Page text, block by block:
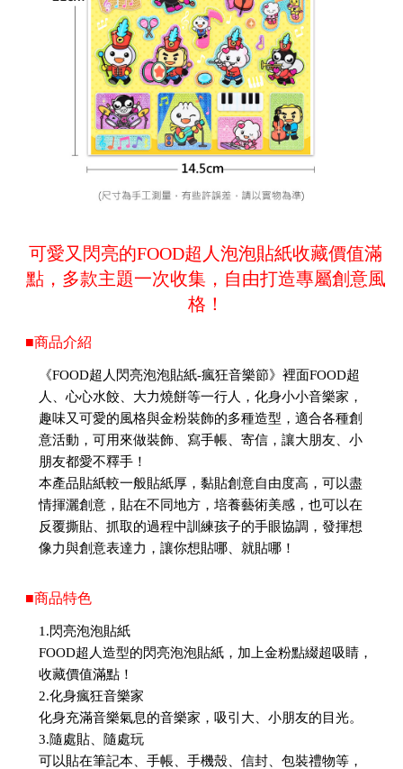
可愛又閃亮的FOOD超人泡泡貼紙收藏價值滿
點，多款主題一次收集，自由打造專屬創意風
格！
■商品介紹
《FOOD超人閃亮泡泡貼紙-瘋狂音樂節》裡面FOOD超
人、心心水餃、大力燒餅等一行人，化身小小音樂家，
趣味又可愛的風格與金粉裝飾的多種造型，適合各種創
意活動，可用來做裝飾、寫手帳、寄信，讓大朋友、小
朋友都愛不釋手！
本產品貼紙較一般貼紙厚，黏貼創意自由度高，可以盡
情揮灑創意，貼在不同地方，培養藝術美感，也可以在
反覆撕貼、抓取的過程中訓練孩子的手眼協調，發揮想
像力與創意表達力，讓你想貼哪、就貼哪！
■商品特色
1.閃亮泡泡貼紙
FOOD超人造型的閃亮泡泡貼紙，加上金粉點綴超吸睛，
收藏價值滿點！
2.化身瘋狂音樂家
化身充滿音樂氣息的音樂家，吸引大、小朋友的目光。
3.隨處貼、隨處玩
可以貼在筆記本、手帳、手機殼、信封、包裝禮物等，